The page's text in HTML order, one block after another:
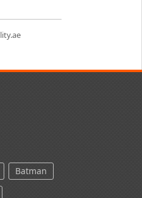
Batman